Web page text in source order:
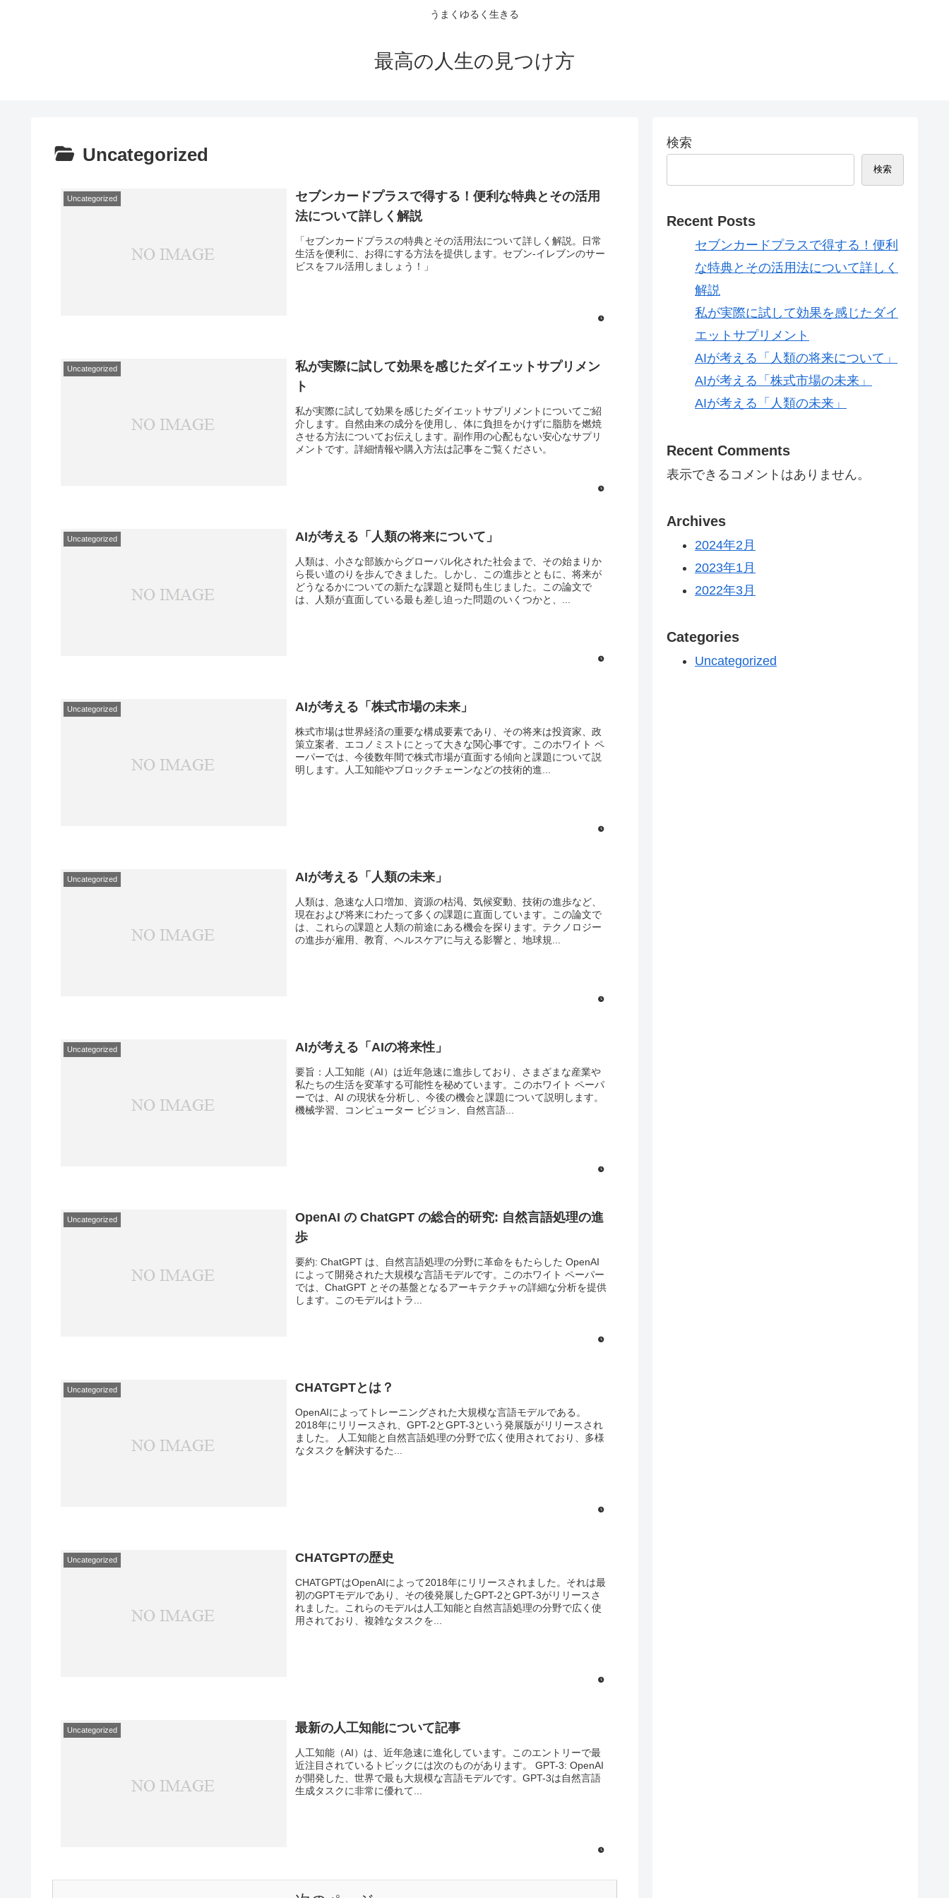
うまくゆるく生きる
最高の人生の見つけ方
Uncategorized
Uncategorized
セブンカードプラスで得する！便利な特典とその活用
法について詳しく解説
「セブンカードプラスの特典とその活用法について詳しく解説。日常
生活を便利に、お得にする方法を提供します。セブン-イレブンのサー
ビスをフル活用しましょう！」
Uncategorized
私が実際に試して効果を感じたダイエットサプリメン
ト
私が実際に試して効果を感じたダイエットサプリメントについてご紹
介します。自然由来の成分を使用し、体に負担をかけずに脂肪を燃焼
させる方法についてお伝えします。副作用の心配もない安心なサプリ
メントです。詳細情報や購入方法は記事をご覧ください。
Uncategorized AIが考える「人類の将来について」
人類は、小さな部族からグローバル化された社会まで、その始まりか
ら長い道のりを歩んできました。しかし、この進歩とともに、将来が
どうなるかについての新たな課題と疑問も生じました。この論文で
は、人類が直面している最も差し迫った問題のいくつかと、...
Uncategorized AIが考える「株式市場の未来」
株式市場は世界経済の重要な構成要素であり、その将来は投資家、政
策立案者、エコノミストにとって大きな関心事です。このホワイト ペ
ーパーでは、今後数年間で株式市場が直面する傾向と課題について説
明します。人工知能やブロックチェーンなどの技術的進...
Uncategorized AIが考える「人類の未来」
人類は、急速な人口増加、資源の枯渇、気候変動、技術の進歩など、
現在および将来にわたって多くの課題に直面しています。この論文で
は、これらの課題と人類の前途にある機会を探ります。テクノロジー
の進歩が雇用、教育、ヘルスケアに与える影響と、地球規...
Uncategorized AIが考える「AIの将来性」
要旨：人工知能（AI）は近年急速に進歩しており、さまざまな産業や
私たちの生活を変革する可能性を秘めています。このホワイト ペーパ
ーでは、AI の現状を分析し、今後の機会と課題について説明します。
機械学習、コンピューター ビジョン、自然言語...
Uncategorized
OpenAI の ChatGPT の総合的研究: 自然言語処理の進
歩
要約: ChatGPT は、自然言語処理の分野に革命をもたらした OpenAI
によって開発された大規模な言語モデルです。このホワイト ペーパー
では、ChatGPT とその基盤となるアーキテクチャの詳細な分析を提供
します。このモデルはトラ...
Uncategorized CHATGPTとは？
OpenAIによってトレーニングされた大規模な言語モデルである。
2018年にリリースされ、GPT-2とGPT-3という発展版がリリースされ
ました。 人工知能と自然言語処理の分野で広く使用されており、多様
なタスクを解決するた...
Uncategorized CHATGPTの歴史
CHATGPTはOpenAIによって2018年にリリースされました。それは最
初のGPTモデルであり、その後発展したGPT-2とGPT-3がリリースさ
れました。これらのモデルは人工知能と自然言語処理の分野で広く使
用されており、複雑なタスクを...
Uncategorized 最新の人工知能について記事
人工知能（AI）は、近年急速に進化しています。このエントリーで最
近注目されているトピックには次のものがあります。 GPT-3: OpenAI
が開発した、世界で最も大規模な言語モデルです。GPT-3は自然言語
生成タスクに非常に優れて...
検索
検索
Recent Posts
セブンカードプラスで得する！便利
な特典とその活用法について詳しく
解説
私が実際に試して効果を感じたダイ
エットサプリメント
AIが考える「人類の将来について」
AIが考える「株式市場の未来」
AIが考える「人類の未来」
Recent Comments
表示できるコメントはありません。
Archives
2024年2月
2023年1月
2022年3月
Categories
Uncategorized